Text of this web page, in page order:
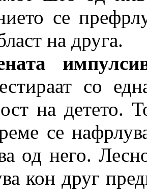
се
на друга.
со
на детето.
се
од него.
кон друг